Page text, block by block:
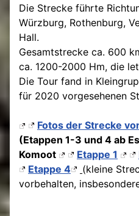
Die Strecke führte
Würzburg, Rothenburg,
Hall.
Gesamtstrecke ca. 600
ca. 1200-2000 Hm, die
Die Tour fand in
für 2020 vorgesehenen
Fotos der Strecke
(Etappen 1-3 und 4 ab
Komoot
Etappe 1
Etappe 4
(kleine
vorbehalten,